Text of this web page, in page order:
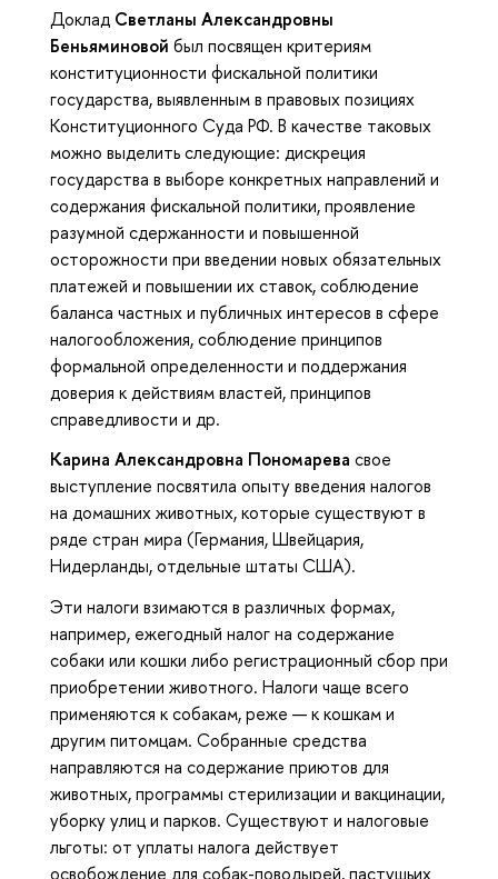
Доклад Светланы Александровны
Беньяминовой был посвящен критериям
конституционности фискальной политики
государства, выявленным в правовых позициях
Конституционного Суда РФ. В качестве таковых
можно выделить следующие: дискреция
государства в выборе конкретных направлений и
содержания фискальной политики, проявление
разумной сдержанности и повышенной
осторожности при введении новых обязательных
платежей и повышении их ставок, соблюдение
баланса частных и публичных интересов в сфере
налогообложения, соблюдение принципов
формальной определенности и поддержания
доверия к действиям властей, принципов
справедливости и др.
Карина Александровна Пономарева свое
выступление посвятила опыту введения налогов
на домашних животных, которые существуют в
ряде стран мира (Германия, Швейцария,
Нидерланды, отдельные штаты США).
Эти налоги взимаются в различных формах,
например, ежегодный налог на содержание
собаки или кошки либо регистрационный сбор при
приобретении животного. Налоги чаще всего
применяются к собакам, реже — к кошкам и
другим питомцам. Собранные средства
направляются на содержание приютов для
животных, программы стерилизации и вакцинации,
уборку улиц и парков. Существуют и налоговые
льготы: от уплаты налога действует
освобождение для собак-поводырей, пастушьих